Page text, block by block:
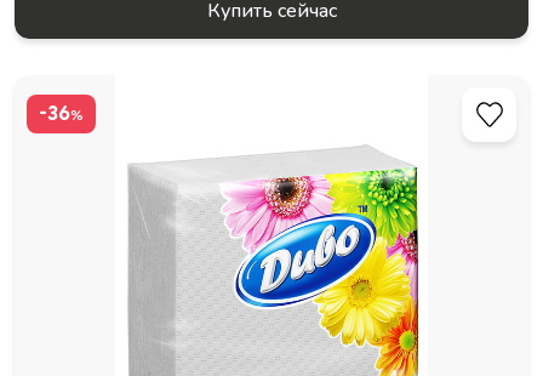
Купить сейчас
-36%